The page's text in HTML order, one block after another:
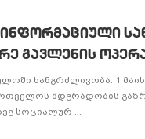
გავლენის
ხანგრძლივობა: 1
მდგრადობის
სოციალურ ...